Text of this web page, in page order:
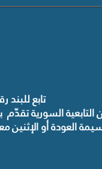
تابع للبند رقم /
السورية
العودة أو الإثنين